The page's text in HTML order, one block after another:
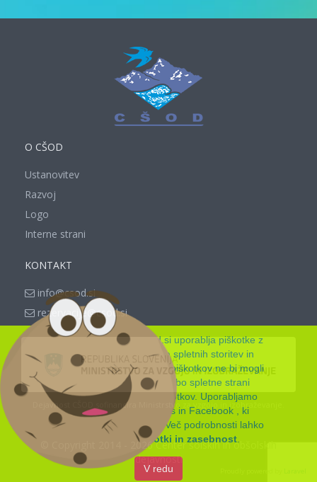
O CŠOD
Ustanovitev
Razvoj
Logo
Interne strani
KONTAKT
info@csod.si
rezervacije@csod.si
Dejavnost CŠOD sofinancira Ministrstvo za vzgojo in izobraževanje.
© Copyright 2014 - 2026 Center šolskih in obšolskih
dejavnosti
Spletna stran www.csod.si uporablja piškotke z
namenom zagotavljanja spletnih storitev in
funkcionalnosti, ki jih brez piškotkov ne bi mogli
nuditi. Z nadaljnjo uporabo spletne strani
soglašate z uporabo piškotkov. Uporabljamo
skripte Google Analytics in Facebook , ki
postavijo svoje piškotke. Več podrobnosti lahko
Piškotki in zasebnost